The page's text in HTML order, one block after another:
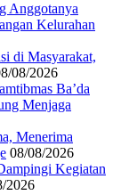
Anggotanya
Kelurahan
di Masyarakat,
08/2026
Ba’da
Menjaga
Menerima
08/08/2026
Kegiatan
2026